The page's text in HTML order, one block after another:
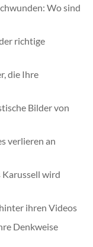
Wo sind
richtige
die Ihre
Bilder von
verlieren an
wird
ihren Videos
Denkweise